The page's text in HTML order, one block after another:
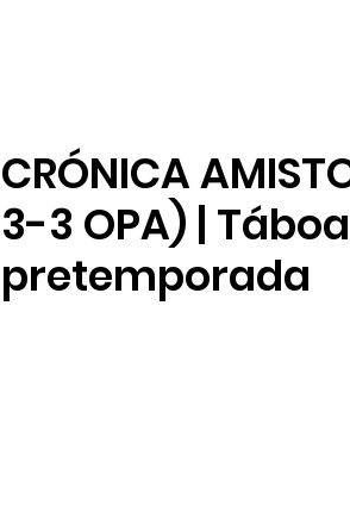
CRÓNICA
3-3 OPA) |
pretemporada